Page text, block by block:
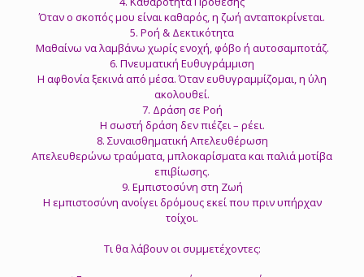
Όταν ο σκοπός μου είναι καθαρός, η ζωή ανταποκρίνεται.
5. Ροή & Δεκτικότητα
Μαθαίνω να λαμβάνω χωρίς ενοχή, φόβο ή αυτοσαμποτάζ.
6. Πνευματική Ευθυγράμμιση
Η αφθονία ξεκινά από μέσα. Όταν ευθυγραμμίζομαι, η ύλη
ακολουθεί.
7. Δράση σε Ροή
Η σωστή δράση δεν πιέζει – ρέει.
8. Συναισθηματική Απελευθέρωση
Απελευθερώνω τραύματα, μπλοκαρίσματα και παλιά μοτίβα
επιβίωσης.
9. Εμπιστοσύνη στη Ζωή
Η εμπιστοσύνη ανοίγει δρόμους εκεί που πριν υπήρχαν
τοίχοι.
Τι θα λάβουν οι συμμετέχοντες: